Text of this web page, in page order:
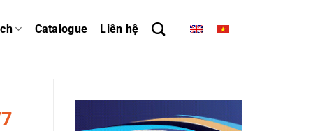
Catalogue Liên hệ